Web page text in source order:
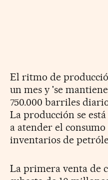
El ritmo de
un mes y 'se
750.000 barriles
La producción se
a atender el
inventarios de
La primera venta de